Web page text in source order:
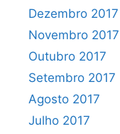
Dezembro 2017
Novembro 2017
Outubro 2017
Setembro 2017
Agosto 2017
Julho 2017